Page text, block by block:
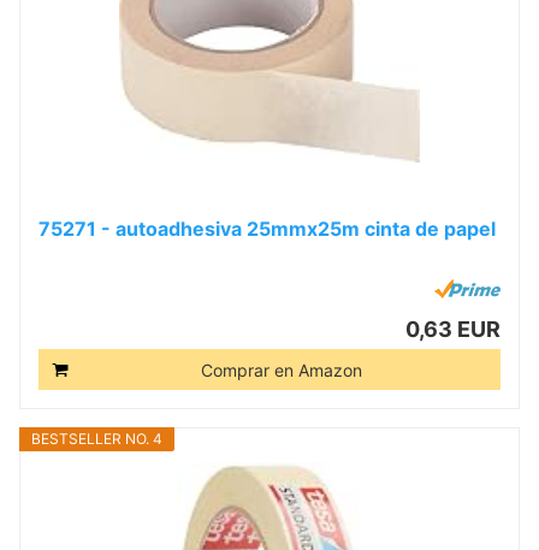
75271 - autoadhesiva 25mmx25m cinta de papel
0,63 EUR
Comprar en Amazon
BESTSELLER NO. 4